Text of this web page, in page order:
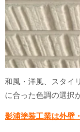
和風・洋風、スタイ
に合った色調の選択
影浦塗装工業は外壁